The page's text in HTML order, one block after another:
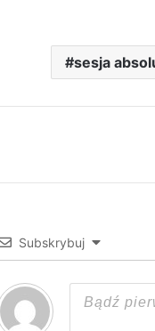
sesja
Subskrybuj